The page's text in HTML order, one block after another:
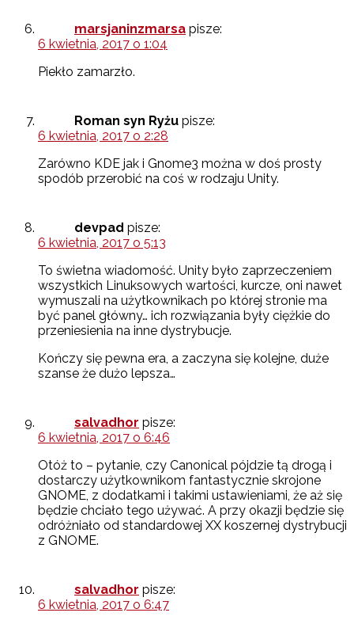
marsjaninzmarsa pisze:
6 kwietnia, 2017 o 1:04
Piekło zamarzło.
Roman syn Ryżu pisze:
6 kwietnia, 2017 o 2:28
Zarówno KDE jak i Gnome3 można w doś prosty
spodób przerobić na coś w rodzaju Unity.
devpad pisze:
6 kwietnia, 2017 o 5:13
To świetna wiadomość. Unity było zaprzeczeniem
wszystkich Linuksowych wartości, kurcze, oni nawet
wymuszali na użytkownikach po której stronie ma
być panel główny… ich rozwiązania były ciężkie do
przeniesienia na inne dystrybucje.
Kończy się pewna era, a zaczyna się kolejne, duże
szanse że dużo lepsza…
salvadhor pisze:
6 kwietnia, 2017 o 6:46
Otóż to – pytanie, czy Canonical pójdzie tą drogą i
dostarczy użytkownikom fantastycznie skrojone
GNOME, z dodatkami i takimi ustawieniami, że aż się
będzie chciało tego używać. A przy okazji będzie się
odróżniało od standardowej XX koszernej dystrybucji
z GNOME.
salvadhor pisze:
6 kwietnia, 2017 o 6:47